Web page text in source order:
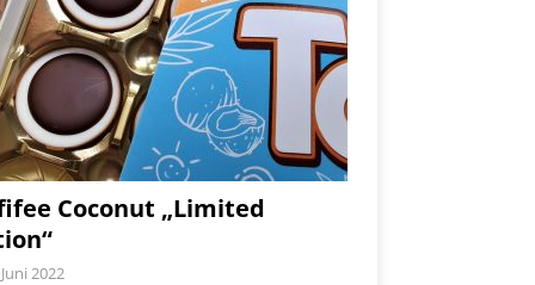
Coconut „Limited
2022